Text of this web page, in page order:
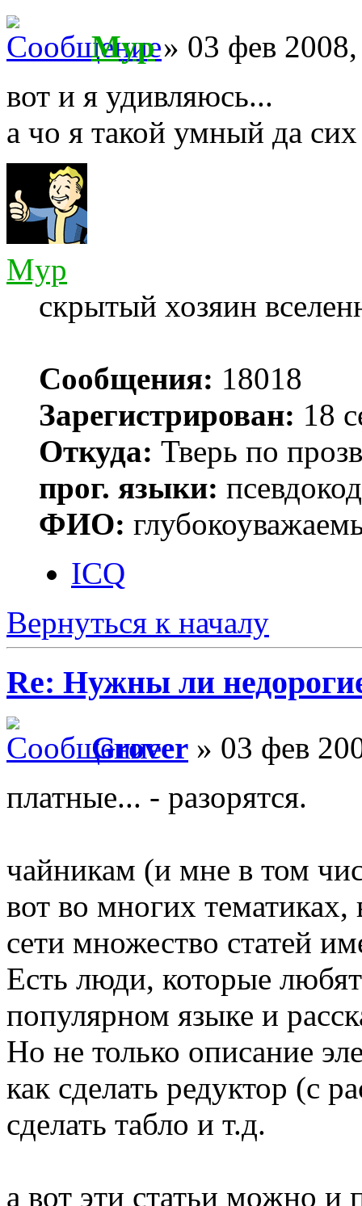
Myp» 03 фев
вот и я удивляюсь...
а чо я такой умный да
Myp
скрытый хозяин
Сообщения: 18018
Зарегистрирован: 18
Откуда: Тверь по
прог. языки:
ФИО:
ICQ
Вернуться к началу
Re: Нужны ли
Grover » 03 фев
платные... - разорятся.
чайникам (и мне в том
вот во многих
сети множество статей
Есть люди, которые
популярном языке и
Но не только описание
как сделать редуктор (с
сделать табло и т.д.
а вот эти статьи можно и